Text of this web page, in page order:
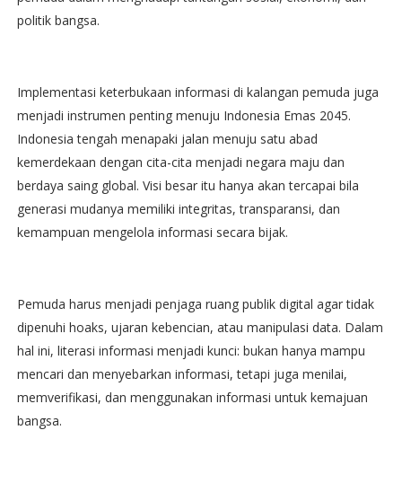
politik bangsa.
Implementasi keterbukaan informasi di kalangan pemuda juga
menjadi instrumen penting menuju Indonesia Emas 2045.
Indonesia tengah menapaki jalan menuju satu abad
kemerdekaan dengan cita-cita menjadi negara maju dan
berdaya saing global. Visi besar itu hanya akan tercapai bila
generasi mudanya memiliki integritas, transparansi, dan
kemampuan mengelola informasi secara bijak.
Pemuda harus menjadi penjaga ruang publik digital agar tidak
dipenuhi hoaks, ujaran kebencian, atau manipulasi data. Dalam
hal ini, literasi informasi menjadi kunci: bukan hanya mampu
mencari dan menyebarkan informasi, tetapi juga menilai,
memverifikasi, dan menggunakan informasi untuk kemajuan
bangsa.